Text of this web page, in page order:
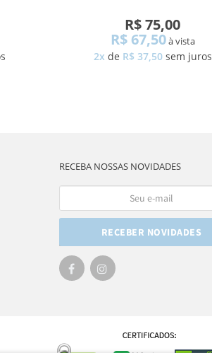
R$ 75,00
R$ 67,50à vista
2x de R$ 37,50 sem juros
RECEBA NOSSAS NOVIDADES
RECEBER NOVIDADES